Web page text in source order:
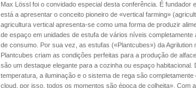
Max Lössl foi o convidado especial desta conferência. É fundador
está a apresentar o conceito pioneiro de «vertical farming»
agricultura vertical apresenta-se como uma forma de produzir
de espaço em unidades de estufa de vários níveis
de consumo. Por sua vez, as estufas («Plantcubes») da Agrilution
Plantcubes criam as condições perfeitas para a produção de
são um destaque elegante para a cozinha ou espaço
temperatura, a iluminação e o sistema de rega são
cloud, por isso, todos os momentos são época de colheita». Com